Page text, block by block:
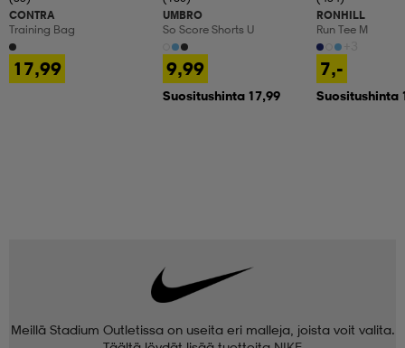
CONTRA
Training Bag
17,99
UMBRO
So Score Shorts U
9,99
Suositushinta 17,99
RONHILL
Run Tee M
7,-
Suositushinta
Meillä Stadium Outletissa on useita eri malleja, joista voit valita.